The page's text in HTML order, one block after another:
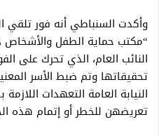
وأكدت السنباطي أنه فور تلقي
“مكتب حماية الطفل والأشخاص
النائب العام، الذي تحرك على
تحقيقاتها وتم ضبط الأسر
النيابة العامة التعهدات
تعريضهن للخطر أو إتمام هذه